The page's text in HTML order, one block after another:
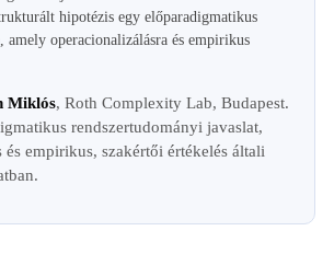
hipotézis egy előparadigmatikus
amely operacionalizálásra és empirikus
Miklós, Roth Complexity Lab, Budapest.
rendszertudományi javaslat,
és empirikus, szakértői értékelés általi